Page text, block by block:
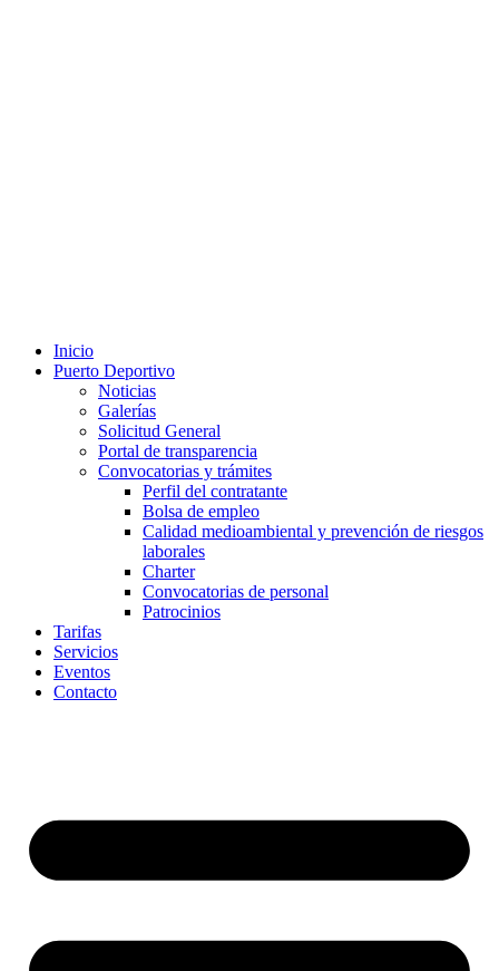
Inicio
Puerto Deportivo
Noticias
Galerías
Solicitud General
Portal de transparencia
Convocatorias y trámites
Perfil del contratante
Bolsa de empleo
Calidad medioambiental y prevención de riesgos
laborales
Charter
Convocatorias de personal
Patrocinios
Tarifas
Servicios
Eventos
Contacto